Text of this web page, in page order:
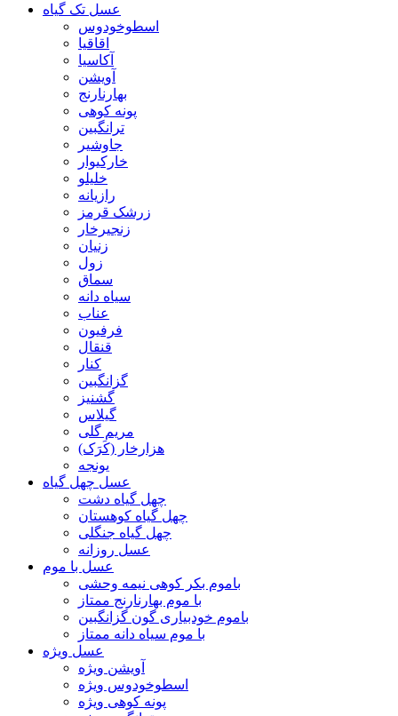
عسل تک گیاه
اسطوخودوس
اقاقیا
آکاسیا
آویشن
بهارنارنج
پونه کوهی
ترانگبین
جاوشیر
خارکیوار
خلیلو
رازیانه
زرشک قرمز
زنجیرخار
زنیان
زول
سماق
سیاه دانه
عناب
فرفیون
قنقال
کنار
گزانگبین
گشنیز
گیلاس
مریم گلی
هزارخار (کَرَک)
یونجه
عسل چهل گیاه
چهل گیاه دشت
چهل گیاه کوهستان
چهل گیاه جنگلی
عسل روزانه
عسل با موم
باموم بکر کوهی نیمه وحشی
با موم بهارنارنج ممتاز
باموم خودبیاری گون گزانگبین
با موم سیاه دانه ممتاز
عسل ویژه
آویشن ویژه
اسطوخودوس ویژه
پونه کوهی ویژه